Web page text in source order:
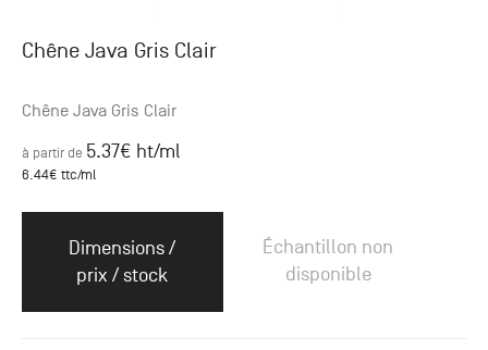
Chêne Java Gris Clair
Chêne Java Gris Clair
à partir de 5.37€ ht/ml
6.44€ ttc/ml
Dimensions /
prix / stock
Échantillon non
disponible